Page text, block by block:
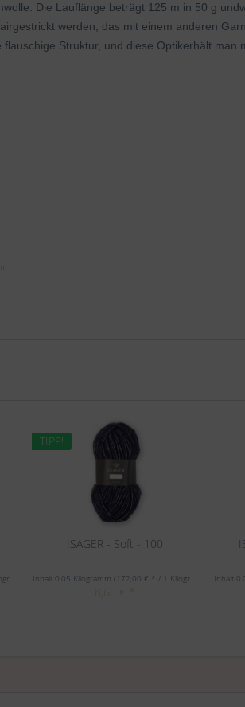
Die Lauflänge beträgt 125 m in 50 g
werden, das mit einem anderen
Struktur, und diese Optikerhält man
TIPP!
ISAGER - Soft - 100
Inhalt 0.05 Kilogramm(172,00 € * / 1 Kilogramm) Inhalt